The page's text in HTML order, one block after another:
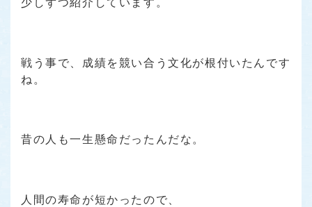
戦う事で、成績を競い合う文化が根付いたんです
ね。
昔の人も一生懸命だったんだな。
人間の寿命が短かったので、